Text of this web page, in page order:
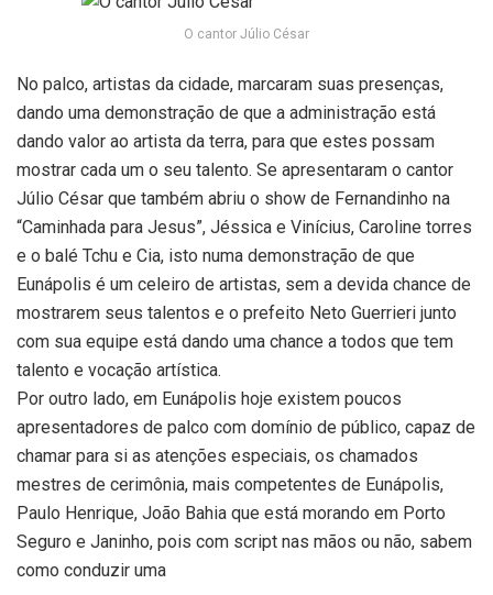
O cantor Júlio César
No palco, artistas da cidade, marcaram suas presenças,
dando uma demonstração de que a administração está
dando valor ao artista da terra, para que estes possam
mostrar cada um o seu talento. Se apresentaram o cantor
Júlio César que também abriu o show de Fernandinho na
“Caminhada para Jesus”, Jéssica e Vinícius, Caroline torres
e o balé Tchu e Cia, isto numa demonstração de que
Eunápolis é um celeiro de artistas, sem a devida chance de
mostrarem seus talentos e o prefeito Neto Guerrieri junto
com sua equipe está dando uma chance a todos que tem
talento e vocação artística.
Por outro lado, em Eunápolis hoje existem poucos
apresentadores de palco com domínio de público, capaz de
chamar para si as atenções especiais, os chamados
mestres de cerimônia, mais competentes de Eunápolis,
Paulo Henrique, João Bahia que está morando em Porto
Seguro e Janinho, pois com script nas mãos ou não, sabem
como conduzir uma